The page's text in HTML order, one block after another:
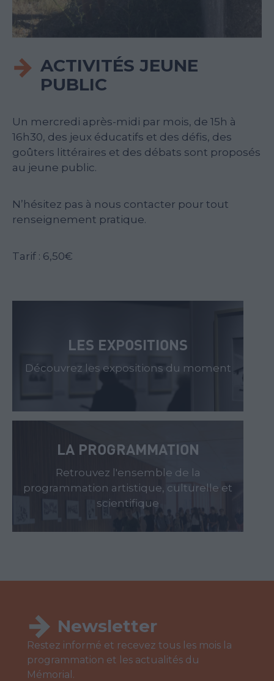
ACTIVITÉS JEUNE
PUBLIC
Un mercredi après-midi par mois, de 15h à
16h30, des jeux éducatifs et des défis, des
goûters littéraires et des débats sont proposés
au jeune public.
N’hésitez pas à nous contacter pour tout
renseignement pratique.
Tarif : 6,50€
LES EXPOSITIONS
Découvrez les expositions du moment
LA PROGRAMMATION
Retrouvez l'ensemble de la
programmation artistique, culturelle et
scientifique
Newsletter
Restez informé et recevez tous les mois la
programmation et les actualités du
Mémorial.